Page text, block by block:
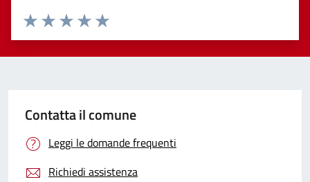
Valuta 5 stelle su 5
Valuta 4 stelle su 5
Valuta 3 stelle su 5
Valuta 2 stelle su 5
Valuta 1 stelle su 5
Contatta il comune
Leggi le domande frequenti
Richiedi assistenza